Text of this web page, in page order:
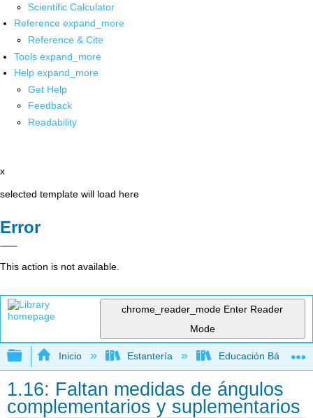
Scientific Calculator
Reference expand_more
Reference & Cite
Tools expand_more
Help expand_more
Get Help
Feedback
Readability
x
selected template will load here
Error
This action is not available.
chrome_reader_mode Enter Reader
Mode
Expandir/contraer jerarquía global
Inicio Estantería Educación Básica
1.16: Faltan medidas de ángulos
complementarios y suplementarios